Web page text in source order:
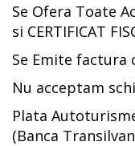
Se Ofera Toate
si CERTIFICAT
Se Emite factura
Nu acceptam
Plata
(Banca